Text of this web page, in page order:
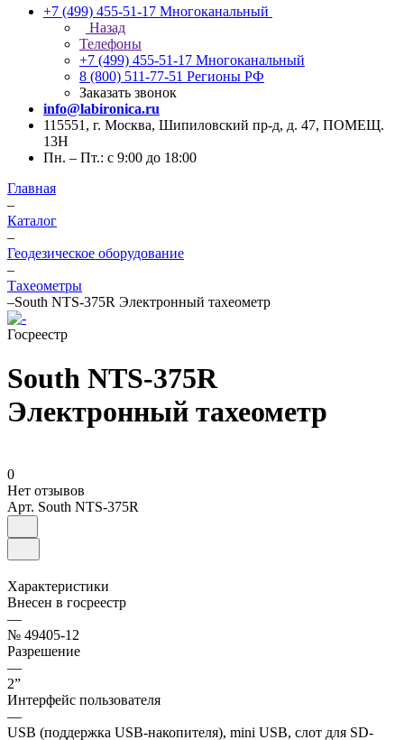
+7 (499) 455-51-17 Многоканальный
Назад
Телефоны
+7 (499) 455-51-17 Многоканальный
8 (800) 511-77-51 Регионы РФ
Заказать звонок
info@labironica.ru
115551, г. Москва, Шипиловский пр-д, д. 47, ПОМЕЩ.
13Н
Пн. – Пт.: с 9:00 до 18:00
Главная
–
Каталог
–
Геодезическое оборудование
–
Тахеометры
–South NTS-375R Электронный тахеометр
Госреестр
South NTS-375R
Электронный тахеометр
0
Нет отзывов
Арт. South NTS-375R
Характеристики
Внесен в госреестр
—
№ 49405-12
Разрешение
—
2”
Интерфейс пользователя
—
USB (поддержка USB-накопителя), mini USB, слот для SD-